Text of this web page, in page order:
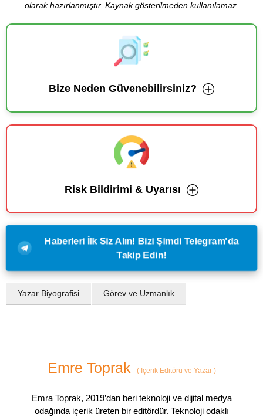
olarak hazırlanmıştır. Kaynak gösterilmeden kullanılamaz.
Bize Neden Güvenebilirsiniz?
Risk Bildirimi & Uyarısı
Haberleri İlk Siz Alın! Bizi Şimdi Telegram'da
Takip Edin!
Yazar Biyografisi Görev ve Uzmanlık
Emre Toprak (İçerik Editörü ve Yazar )
Emra Toprak, 2019’dan beri teknoloji ve dijital medya
odağında içerik üreten bir editördür. Teknoloji odaklı